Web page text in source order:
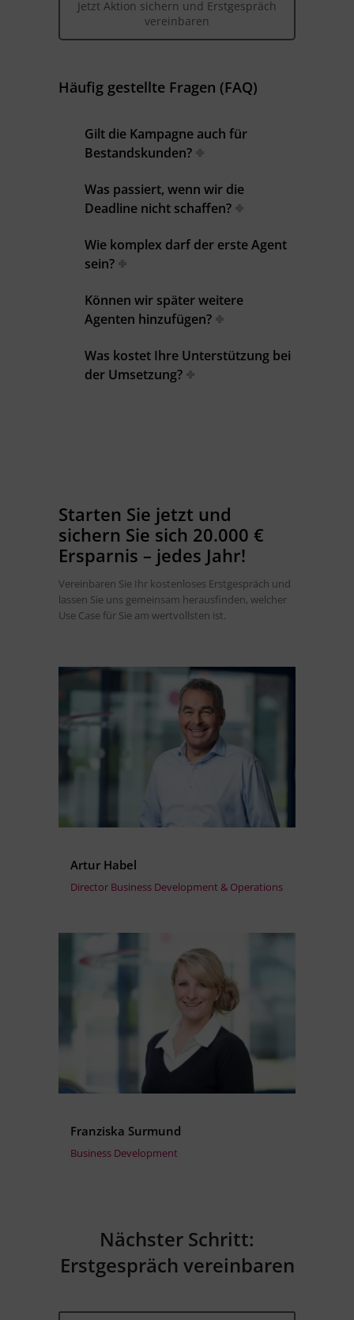
Jetzt Aktion sichern und Erstgespräch
vereinbaren
Häufig gestellte Fragen (FAQ)
Gilt die Kampagne auch für
Bestandskunden?
Was passiert, wenn wir die
Deadline nicht schaffen?
Wie komplex darf der erste Agent
sein?
Können wir später weitere
Agenten hinzufügen?
Was kostet Ihre Unterstützung bei
der Umsetzung?
Starten Sie jetzt und
sichern Sie sich 20.000 €
Ersparnis – jedes Jahr!
Vereinbaren Sie Ihr kostenloses Erstgespräch und
lassen Sie uns gemeinsam herausfinden, welcher
Use Case für Sie am wertvollsten ist.
Artur Habel
Director Business Development & Operations
Franziska Surmund
Business Development
Nächster Schritt:
Erstgespräch vereinbaren